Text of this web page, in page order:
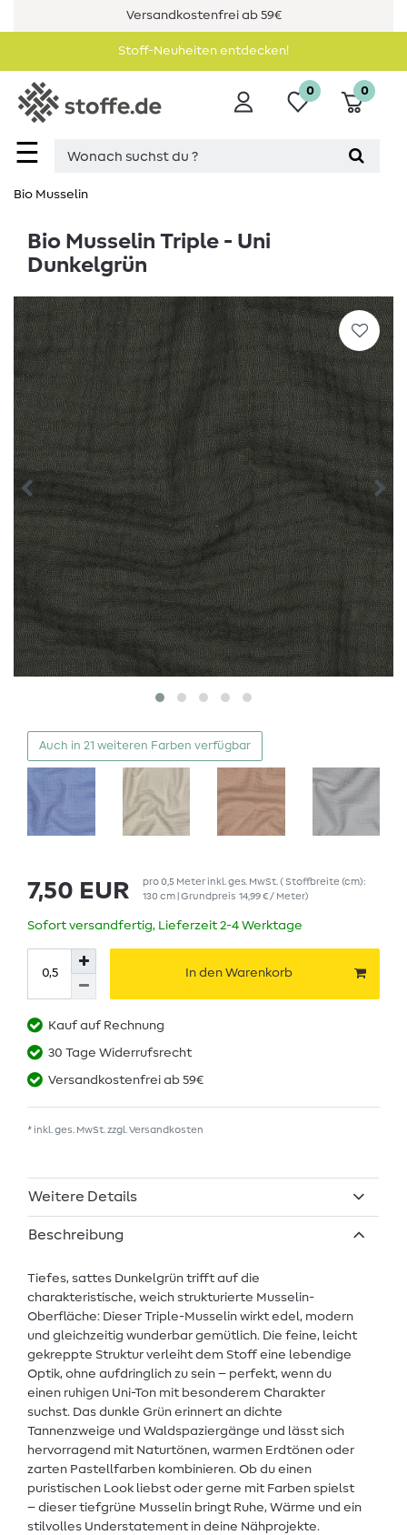
Versandkostenfrei ab 59€
Stoff-Neuheiten entdecken!
☰
0 0
Bio Musselin
Bio Musselin Triple - Uni
Dunkelgrün
Auch in 21 weiteren Farben verfügbar
7,50 EUR pro0,5 Meterinkl. ges. MwSt. ( Stoffbreite (cm):
130 cm | Grundpreis 14,99 € / Meter)
Sofort versandfertig, Lieferzeit 2-4 Werktage
In den Warenkorb
Kauf auf Rechnung
30 Tage Widerrufsrecht
Versandkostenfrei ab 59€
* inkl. ges. MwSt. zzgl. Versandkosten
Weitere Details
Beschreibung
Tiefes, sattes Dunkelgrün trifft auf die
charakteristische, weich strukturierte Musselin-
Oberfläche: Dieser Triple-Musselin wirkt edel, modern
und gleichzeitig wunderbar gemütlich. Die feine, leicht
gekreppte Struktur verleiht dem Stoff eine lebendige
Optik, ohne aufdringlich zu sein – perfekt, wenn du
einen ruhigen Uni-Ton mit besonderem Charakter
suchst. Das dunkle Grün erinnert an dichte
Tannenzweige und Waldspaziergänge und lässt sich
hervorragend mit Naturtönen, warmen Erdtönen oder
zarten Pastellfarben kombinieren. Ob du einen
puristischen Look liebst oder gerne mit Farben spielst
– dieser tiefgrüne Musselin bringt Ruhe, Wärme und ein
stilvolles Understatement in deine Nähprojekte.